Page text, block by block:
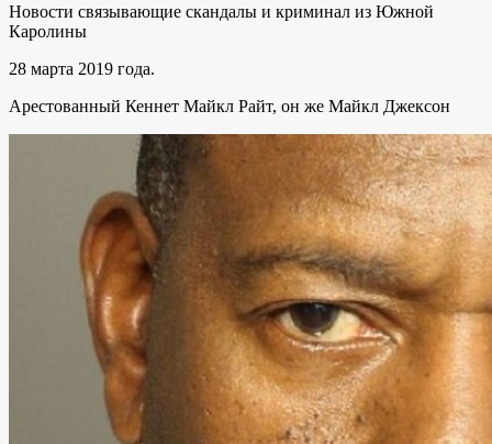
Новости связывающие скандалы и криминал из Южной
Каролины
28 марта 2019 года.
Арестованный Кеннет Майкл Райт, он же Майкл Джексон